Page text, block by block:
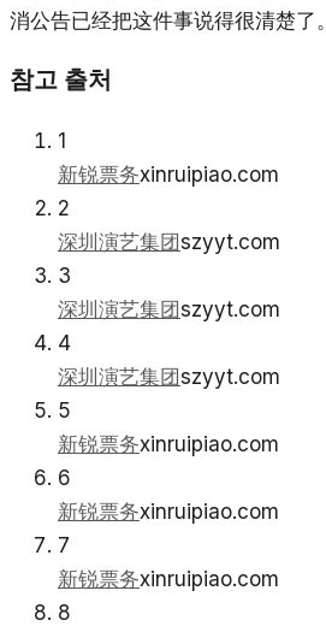
消公告已经把这件事说得很清楚了。
참고 출처
1
新锐票务xinruipiao.com
2
深圳演艺集团szyyt.com
3
深圳演艺集团szyyt.com
4
深圳演艺集团szyyt.com
5
新锐票务xinruipiao.com
6
新锐票务xinruipiao.com
7
新锐票务xinruipiao.com
8